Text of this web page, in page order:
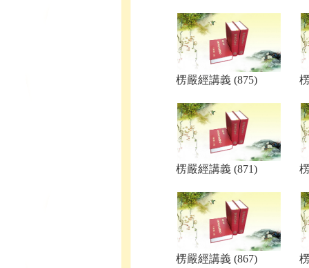
楞嚴經講義 (875)
楞嚴經講義 (871)
楞嚴經講義 (867)